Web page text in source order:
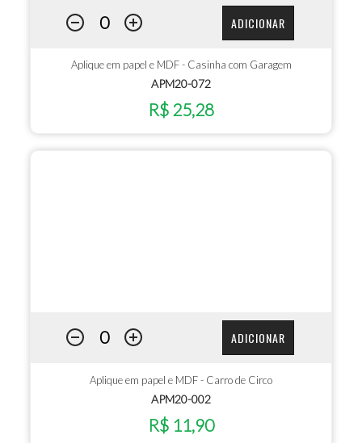
ADICIONAR
Aplique em papel e MDF - Casinha com Garagem
APM20-072
R$ 25,28
ADICIONAR
Aplique em papel e MDF - Carro de Circo
APM20-002
R$ 11,90